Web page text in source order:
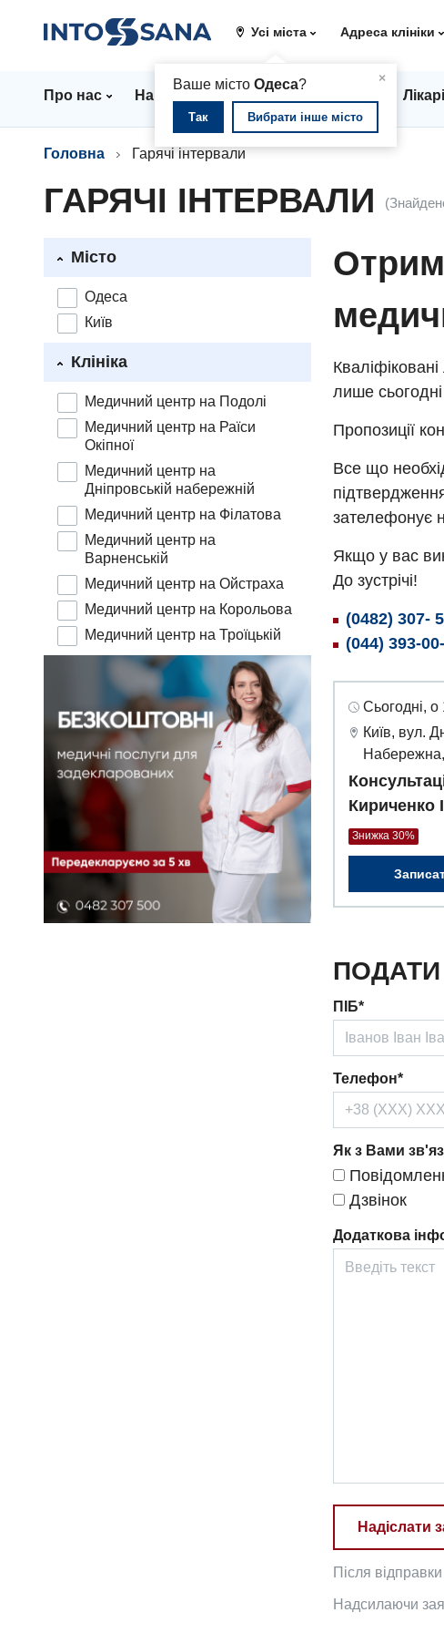
Усі міста
×
Ваше місто Одеса?
Так Вибрати інше місто
Адреса клініки
Про нас Напрямки Стаціонар Лікарі
Головна Гарячі інтервали
ГАРЯЧІ ІНТЕРВАЛИ
Місто
Одеса
Київ
Клініка
Медичний центр на Подолі
Медичний центр на Раїси
Окіпної
Медичний центр на
Дніпровській набережній
Медичний центр на Філатова
Медичний центр на
Варненській
Медичний центр на Ойстраха
Медичний центр на Корольова
Медичний центр на Троїцькій
лише сьогодні
Пропозиції
Все що
зателефонує
Якщо у вас
До зустрічі!
(0482) 307-
(044) 393-
Сьогодні, о
Київ, вул.
Кириченко
Знижка 30%
ПІБ*
Телефон*
Як з Вами
Дзвінок
Додаткова
Надіслати
Після
Надсилаючи